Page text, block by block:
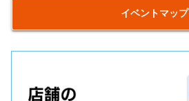
イベントマップ